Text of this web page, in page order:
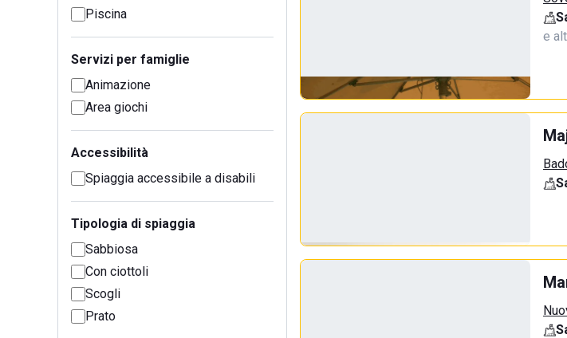
Piscina
Servizi per famiglie
Animazione
Area giochi
Accessibilità
Spiaggia accessibile a disabili
Tipologia di spiaggia
Sabbiosa
Con ciottoli
Scogli
Prato
e